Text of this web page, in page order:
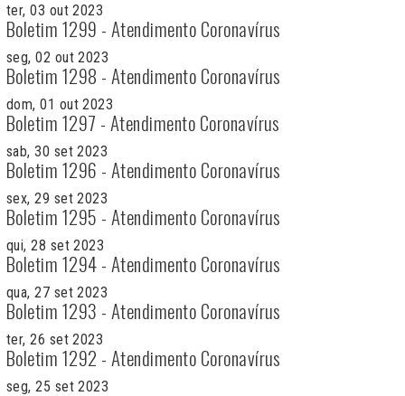
ter, 03 out 2023
Boletim 1299 - Atendimento Coronavírus
seg, 02 out 2023
Boletim 1298 - Atendimento Coronavírus
dom, 01 out 2023
Boletim 1297 - Atendimento Coronavírus
sab, 30 set 2023
Boletim 1296 - Atendimento Coronavírus
sex, 29 set 2023
Boletim 1295 - Atendimento Coronavírus
qui, 28 set 2023
Boletim 1294 - Atendimento Coronavírus
qua, 27 set 2023
Boletim 1293 - Atendimento Coronavírus
ter, 26 set 2023
Boletim 1292 - Atendimento Coronavírus
seg, 25 set 2023